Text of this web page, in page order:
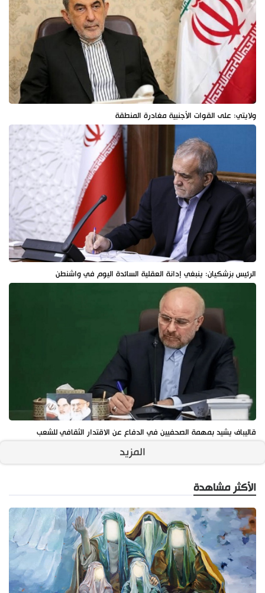
ولايتي: على القوات الأجنبية مغادرة المنطقة
الرئيس بزشكيان: ينبغي إدانة العقلية السائدة اليوم في واشنطن
قاليباف يشيد بمهمة الصحفيين في الدفاع عن الاقتدار الثقافي للشعب
المزيد
الأكثر مشاهدة